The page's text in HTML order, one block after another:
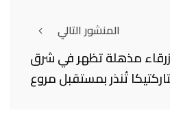
المنشور التالي
زرقاء مذهلة تظهر في شرق
تُنذر بمستقبل مروع